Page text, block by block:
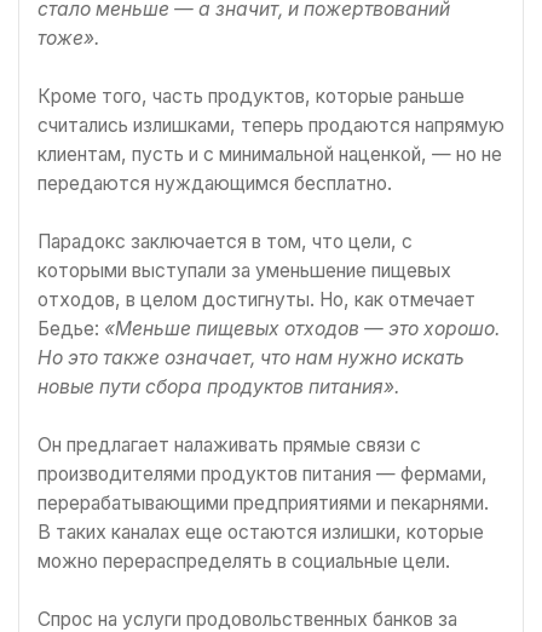
стало меньше — а значит, и пожертвований
тоже».
Кроме того, часть продуктов, которые раньше
считались излишками, теперь продаются напрямую
клиентам, пусть и с минимальной наценкой, — но не
передаются нуждающимся бесплатно.
Парадокс заключается в том, что цели, с
которыми выступали за уменьшение пищевых
отходов, в целом достигнуты. Но, как отмечает
Бедье: «Меньше пищевых отходов — это хорошо.
Но это также означает, что нам нужно искать
новые пути сбора продуктов питания».
Он предлагает налаживать прямые связи с
производителями продуктов питания — фермами,
перерабатывающими предприятиями и пекарнями.
В таких каналах еще остаются излишки, которые
можно перераспределять в социальные цели.
Спрос на услуги продовольственных банков за